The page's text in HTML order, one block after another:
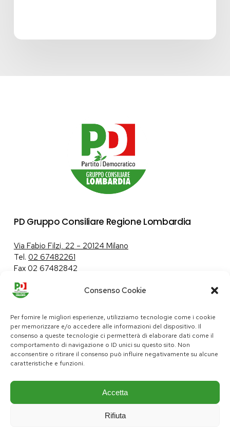
Consenso Cookie
Per fornire le migliori esperienze, utilizziamo tecnologie come i cookie
per memorizzare e/o accedere alle informazioni del dispositivo. Il
consenso a queste tecnologie ci permetterà di elaborare dati come il
comportamento di navigazione o ID unici su questo sito. Non
acconsentire o ritirare il consenso può influire negativamente su alcune
caratteristiche e funzioni.
Accetta
Rifiuta
PD Gruppo Consiliare Regione Lombardia
Via Fabio Filzi, 22 – 20124 Milano
Tel. 02 67482261
Fax 02 67482842
Tutela dei dati personali|Politica sui cookie
pd@consiglio.regione.lombardia.it
ufficiostampa.pd@consiglio.regione.lombardia.it
Pagine Facebook Gruppo Consiliare PD LombardiaPagina Messenger Gruppo Consiliare PD LombardiaPagina Instagram Gruppo PD LombardiaPagina Youtube Gruppo PD Lombardia